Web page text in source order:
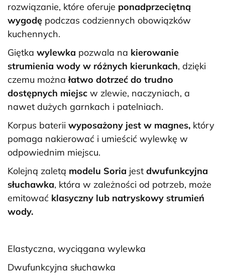
rozwiązanie, które oferuje ponadprzeciętną
wygodę podczas codziennych obowiązków
kuchennych.
Giętka wylewka pozwala na kierowanie
strumienia wody w różnych kierunkach, dzięki
czemu można łatwo dotrzeć do trudno
dostępnych miejsc w zlewie, naczyniach, a
nawet dużych garnkach i patelniach.
Korpus baterii wyposażony jest w magnes, który
pomaga nakierować i umieścić wylewkę w
odpowiednim miejscu.
Kolejną zaletą modelu Soria jest dwufunkcyjna
słuchawka, która w zależności od potrzeb, może
emitować klasyczny lub natryskowy strumień
wody.
Elastyczna, wyciągana wylewka
Dwufunkcyjna słuchawka